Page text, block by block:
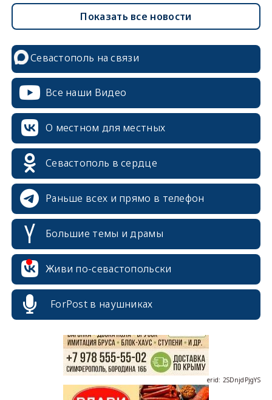
Показать все новости
Севастополь на связи
Все наши Видео
О местном для местных
Севастополь в сердце
Раньше всех и прямо в телефон
Большие темы и драмы
Живи по-севастопольски
ForPost в наушниках
erid: 2SDnjcrDNw6
erid: 2SDnjdPjgYS